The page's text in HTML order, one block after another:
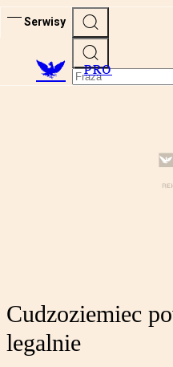
Serwisy
PRO
Cudzoziemiec
legalnie